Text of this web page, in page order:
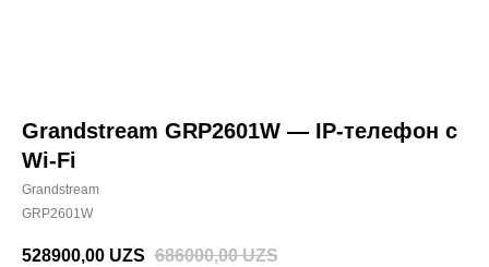
Grandstream GRP2601W — IP-телефон с
Wi-Fi
Grandstream
GRP2601W
528900,00 UZS 686000,00 UZS